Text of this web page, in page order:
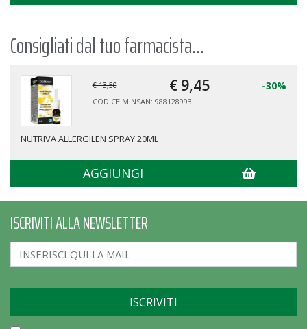
Consigliati dal tuo farmacista...
€ 13,50 € 9,45 -30%
CODICE MINSAN: 988128993
NUTRIVA ALLERGILEN SPRAY 20ML
AGGIUNGI
ISCRIVITI ALLA NEWSLETTER